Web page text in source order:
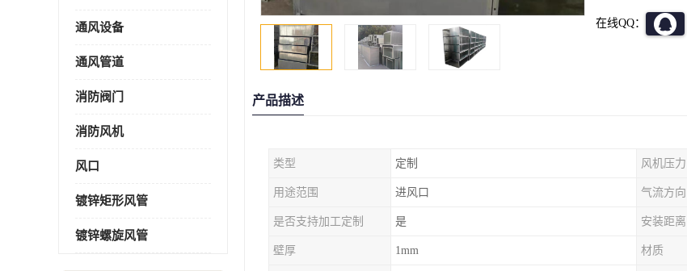
通风设备
通风管道
消防阀门
消防风机
风口
镀锌矩形风管
镀锌螺旋风管
在线QQ：
产品描述
类型 定制 风机压力
用途范围 进风口 气流方向
是否支持加工定制 是 安装距离
壁厚 1mm 材质